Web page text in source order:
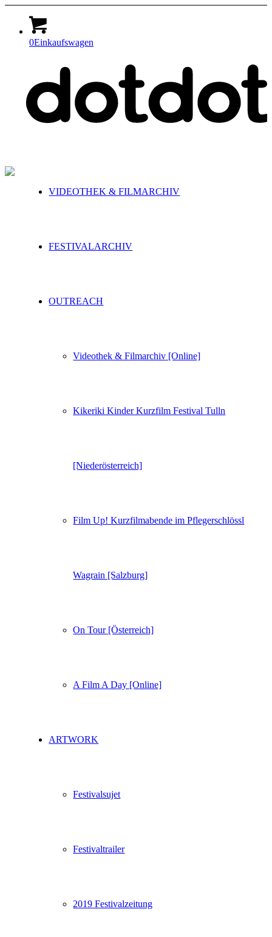
0Einkaufswagen
VIDEOTHEK & FILMARCHIV
FESTIVALARCHIV
OUTREACH
Videothek & Filmarchiv [Online]
Kikeriki Kinder Kurzfilm Festival Tulln
[Niederösterreich]
Film Up! Kurzfilmabende im Pflegerschlössl
Wagrain [Salzburg]
On Tour [Österreich]
A Film A Day [Online]
ARTWORK
Festivalsujet
Festivaltrailer
2019 Festivalzeitung